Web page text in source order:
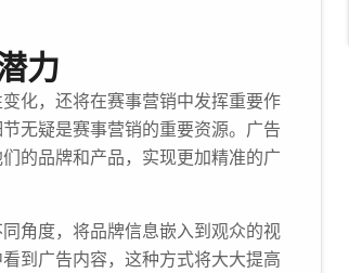
力
化，还将在赛事营销中发挥重要作
无疑是赛事营销的重要资源。广告
的品牌和产品，实现更加精准的广
角度，将品牌信息嵌入到观众的视
到广告内容，这种方式将大大提高